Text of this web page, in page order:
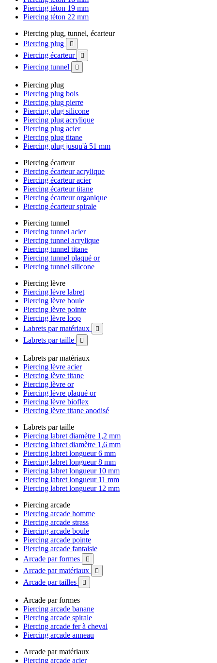
Piercing téton 19 mm
Piercing téton 22 mm
Piercing plug, tunnel, écarteur
Piercing plug

Piercing écarteur 
Piercing tunnel 
Piercing plug
Piercing plug bois
Piercing plug pierre
Piercing plug silicone
Piercing plug acrylique
Piercing plug acier
Piercing plug titane
Piercing plug jusqu'à 51 mm
Piercing écarteur
Piercing écarteur acrylique
Piercing écarteur acier
Piercing écarteur titane
Piercing écarteur organique
Piercing écarteur spirale
Piercing tunnel
Piercing tunnel acier
Piercing tunnel acrylique
Piercing tunnel titane
Piercing tunnel plaqué or
Piercing tunnel silicone
Piercing lèvre
Piercing lèvre labret
Piercing lèvre boule
Piercing lèvre pointe
Piercing lèvre loop
Labrets par matériaux

Labrets par taille 
Labrets par matériaux
Piercing lèvre acier
Piercing lèvre titane
Piercing lèvre or
Piercing lèvre plaqué or
Piercing lèvre bioflex
Piercing lèvre titane anodisé
Labrets par taille
Piercing labret diamètre 1,2 mm
Piercing labret diamètre 1,6 mm
Piercing labret longueur 6 mm
Piercing labret longueur 8 mm
Piercing labret longueur 10 mm
Piercing labret longueur 11 mm
Piercing labret longueur 12 mm
Piercing arcade
Piercing arcade homme
Piercing arcade strass
Piercing arcade boule
Piercing arcade pointe
Piercing arcade fantaisie
Arcade par formes

Arcade par matériaux 
Arcade par tailles 
Arcade par formes
Piercing arcade banane
Piercing arcade spirale
Piercing arcade fer à cheval
Piercing arcade anneau
Arcade par matériaux
Piercing arcade acier